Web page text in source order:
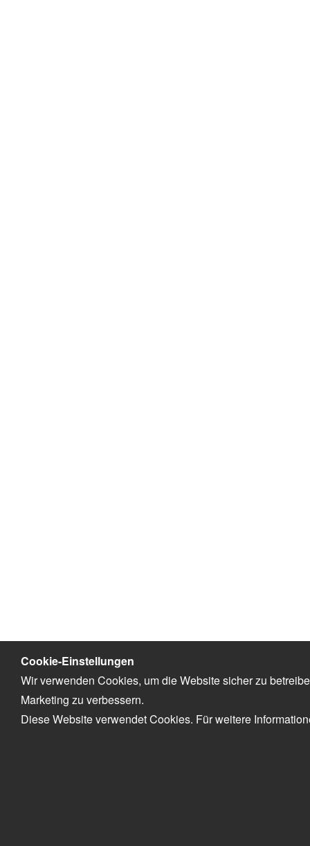
Cookie-Einstellungen
Wir verwenden Cookies, um die Website sicher zu
Marketing zu verbessern.
Diese Website verwendet Cookies. Für weitere